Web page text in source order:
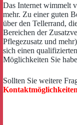
Das Internet wimmelt
mehr. Zu einer guten
über den Tellerrand,
Bereichen der
Pflegezusatz und
sich einen
Möglichkeiten Sie
Sollten Sie weitere